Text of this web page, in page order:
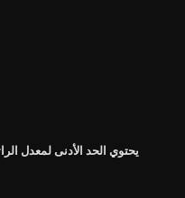
يحتوي الحد الأدنى لمعدل